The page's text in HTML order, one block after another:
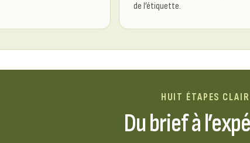
de l’étiquette.
HUIT ÉTAPES
Du brief à